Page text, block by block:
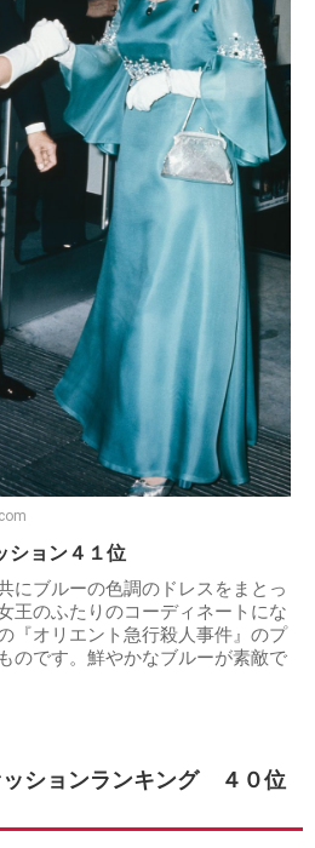
ション４１位
にブルーの色調のドレスをまとっ
王のふたりのコーディネートにな
『オリエント急行殺人事件』のプ
のです。鮮やかなブルーが素敵で
ッションランキング ４０位